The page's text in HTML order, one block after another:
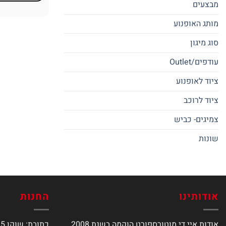
מבצעים
מותג האופנוע
סוג מיגון
עודפים/Outlet
ציוד לאופנוע
ציוד לרוכב
צמיגים- כביש
שונות
אודותינו החנות